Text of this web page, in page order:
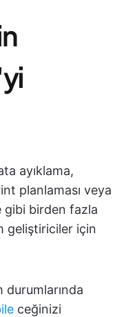
ayıklama,
planlaması veya
gibi birden fazla
geliştiriciler için
durumlarında
ceğinizi